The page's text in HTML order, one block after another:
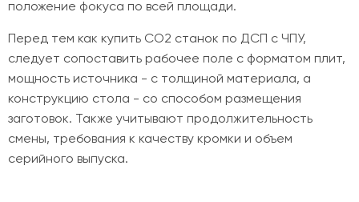
положение фокуса по всей площади.
Перед тем как купить CO2 станок по ДСП с ЧПУ,
следует сопоставить рабочее поле с форматом плит,
мощность источника - с толщиной материала, а
конструкцию стола - со способом размещения
заготовок. Также учитывают продолжительность
смены, требования к качеству кромки и объем
серийного выпуска.